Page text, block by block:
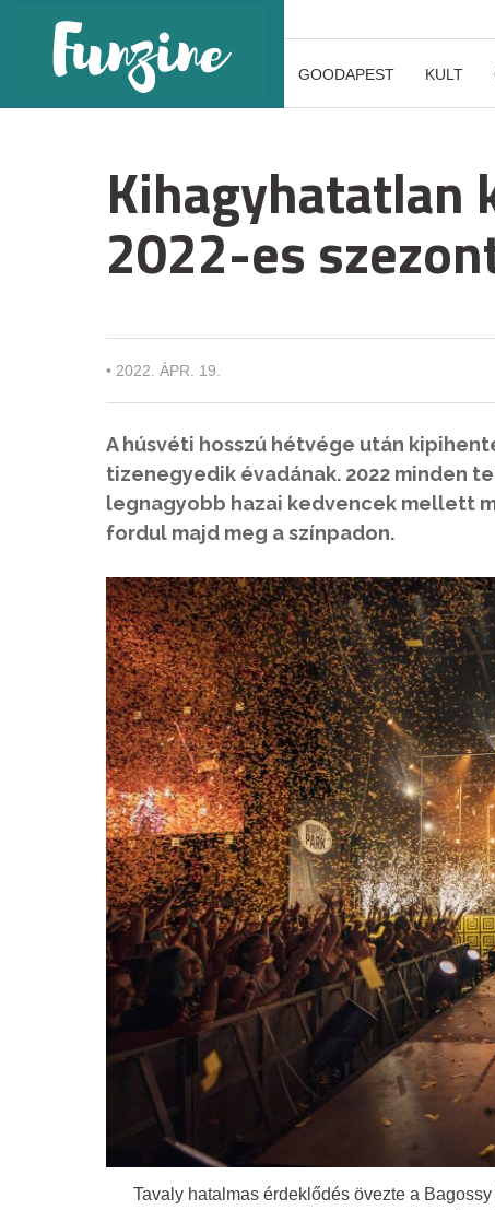
GOODAPEST KULT
Kihagyhatatlan
2022-es
• 2022. ÁPR. 19.
A húsvéti hosszú hétvége után
tizenegyedik évadának. 2022 minden
legnagyobb hazai kedvencek mellett
fordul majd meg a színpadon.
Tavaly hatalmas érdeklődés övezte a